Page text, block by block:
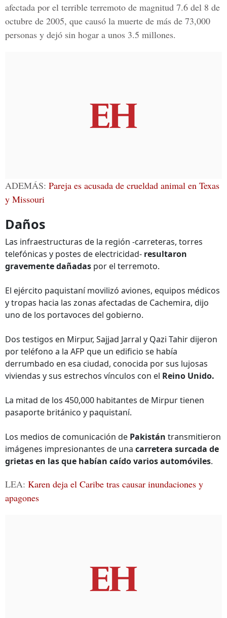
afectada por el terrible terremoto de magnitud 7.6 del 8 de
octubre de 2005, que causó la muerte de más de 73,000
personas y dejó sin hogar a unos 3.5 millones.
ADEMÁS: Pareja es acusada de crueldad animal en Texas
y Missouri
Daños
Las infraestructuras de la región -carreteras, torres
telefónicas y postes de electricidad- resultaron
gravemente dañadas por el terremoto.
El ejército paquistaní movilizó aviones, equipos médicos
y tropas hacia las zonas afectadas de Cachemira, dijo
uno de los portavoces del gobierno.
Dos testigos en Mirpur, Sajjad Jarral y Qazi Tahir dijeron
por teléfono a la AFP que un edificio se había
derrumbado en esa ciudad, conocida por sus lujosas
viviendas y sus estrechos vínculos con el Reino Unido.
La mitad de los 450,000 habitantes de Mirpur tienen
pasaporte británico y paquistaní.
Los medios de comunicación de Pakistán transmitieron
imágenes impresionantes de una carretera surcada de
grietas en las que habían caído varios automóviles.
LEA: Karen deja el Caribe tras causar inundaciones y
apagones